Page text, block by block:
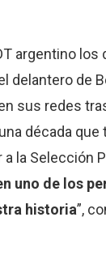
argentino los
delantero de
sus redes
década que
la Selección
uno de los
historia”,